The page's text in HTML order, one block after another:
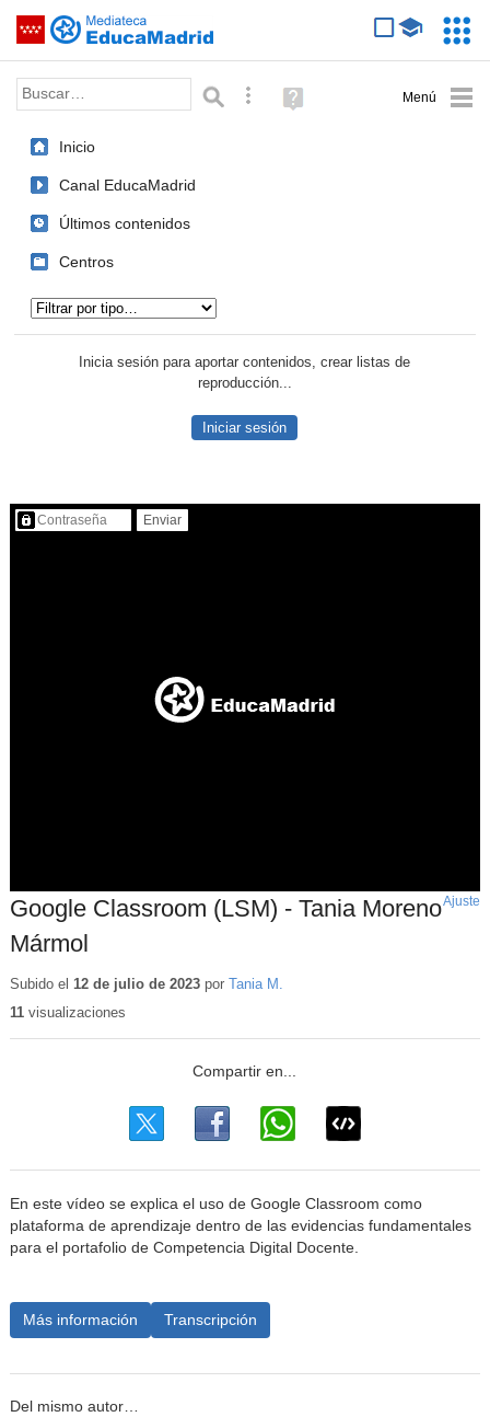
Saltar navegación
Palabra o frase: Búsqueda avanzada
Ayuda
(en
Inicio
Canal EducaMadrid
Últimos contenidos
Centros
Inicia sesión para aportar contenidos, crear listas de
reproducción...
Iniciar sesión
Contenido protegido…
Google Classroom (LSM) - Tania Moreno
Mármol
Ajuste
Subido el 12 de julio de 2023por Tania M.
11visualizaciones
En este vídeo se explica el uso de Google Classroom como
plataforma de aprendizaje dentro de las evidencias fundamentales
para el portafolio de Competencia Digital Docente.
Más información Transcripción
Del mismo autor…